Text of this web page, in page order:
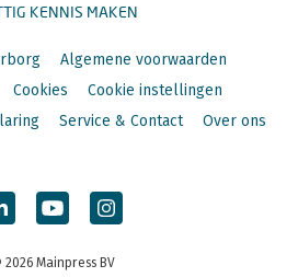
KENNIS MAKEN
Algemene voorwaarden
Cookies
Cookie instellingen
Service & Contact Over ons
2026 Mainpress BV